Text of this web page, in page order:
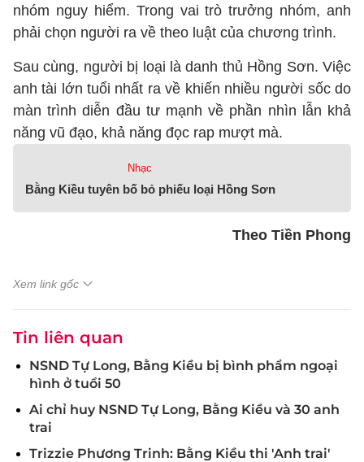
nhóm nguy hiểm. Trong vai trò trưởng nhóm, anh
phải chọn người ra về theo luật của chương trình.
Sau cùng, người bị loại là danh thủ Hồng Sơn. Việc
anh tài lớn tuổi nhất ra về khiến nhiều người sốc do
màn trình diễn đầu tư mạnh về phần nhìn lẫn khả
năng vũ đạo, khả năng đọc rap mượt mà.
Nhạc
Bằng Kiều tuyên bố bỏ phiếu loại Hồng Sơn
Theo Tiền Phong
Xem link gốc
Tin liên quan
NSND Tự Long, Bằng Kiều bị bình phẩm ngoại
hình ở tuổi 50
Ai chỉ huy NSND Tự Long, Bằng Kiều và 30 anh
trai
Trizzie Phương Trinh: Bằng Kiều thi 'Anh trai'